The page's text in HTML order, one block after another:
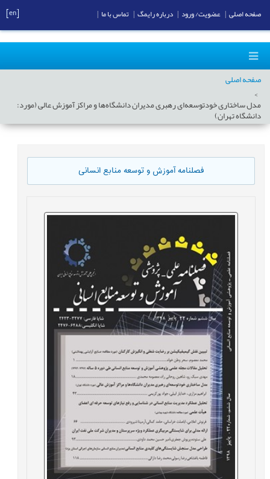
صفحه اصلی
مدل ساختاری خودتوسعه‌ای رهبری مدیران دانشگاه‌ها و مراکز آموزش عالی (مورد:
دانشگاه تهران)
فصلنامه آموزش و توسعه منابع انسانی
صفحه اصلی عضویت/ ورود درباره رایمگ تماس با ما